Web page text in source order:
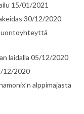
15/01/2021
30/12/2020
laidalla 05/12/2020
12/2020
alppimajasta